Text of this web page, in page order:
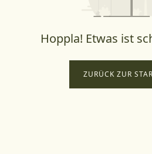
Hoppla! Etwas ist
ZURÜCK ZUR